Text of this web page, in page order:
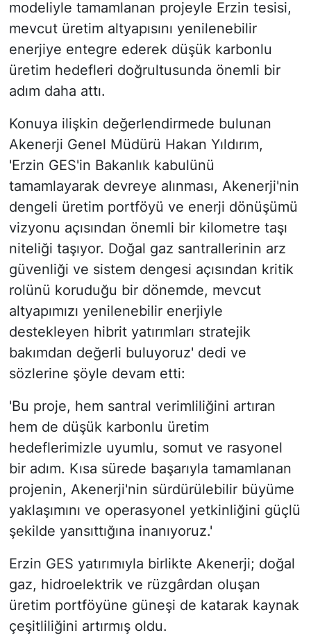
modeliyle tamamlanan projeyle Erzin tesisi,
mevcut üretim altyapısını yenilenebilir
enerjiye entegre ederek düşük karbonlu
üretim hedefleri doğrultusunda önemli bir
adım daha attı.
Konuya ilişkin değerlendirmede bulunan
Akenerji Genel Müdürü Hakan Yıldırım,
'Erzin GES'in Bakanlık kabulünü
tamamlayarak devreye alınması, Akenerji'nin
dengeli üretim portföyü ve enerji dönüşümü
vizyonu açısından önemli bir kilometre taşı
niteliği taşıyor. Doğal gaz santrallerinin arz
güvenliği ve sistem dengesi açısından kritik
rolünü koruduğu bir dönemde, mevcut
altyapımızı yenilenebilir enerjiyle
destekleyen hibrit yatırımları stratejik
bakımdan değerli buluyoruz' dedi ve
sözlerine şöyle devam etti:
'Bu proje, hem santral verimliliğini artıran
hem de düşük karbonlu üretim
hedeflerimizle uyumlu, somut ve rasyonel
bir adım. Kısa sürede başarıyla tamamlanan
projenin, Akenerji'nin sürdürülebilir büyüme
yaklaşımını ve operasyonel yetkinliğini güçlü
şekilde yansıttığına inanıyoruz.'
Erzin GES yatırımıyla birlikte Akenerji; doğal
gaz, hidroelektrik ve rüzgârdan oluşan
üretim portföyüne güneşi de katarak kaynak
çeşitliliğini artırmış oldu.